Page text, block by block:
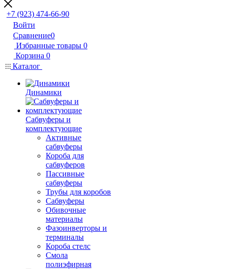
+7 (923) 474-66-90
Войти
Сравнение0
Избранные товары 0
Корзина 0
Каталог
Динамики
Сабвуферы и
комплектующие
Активные
сабвуферы
Короба для
сабвуферов
Пассивные
сабвуферы
Трубы для коробов
Сабвуферы
Обивочные
материалы
Фазоинверторы и
терминалы
Короба стелс
Смола
полиэфирная